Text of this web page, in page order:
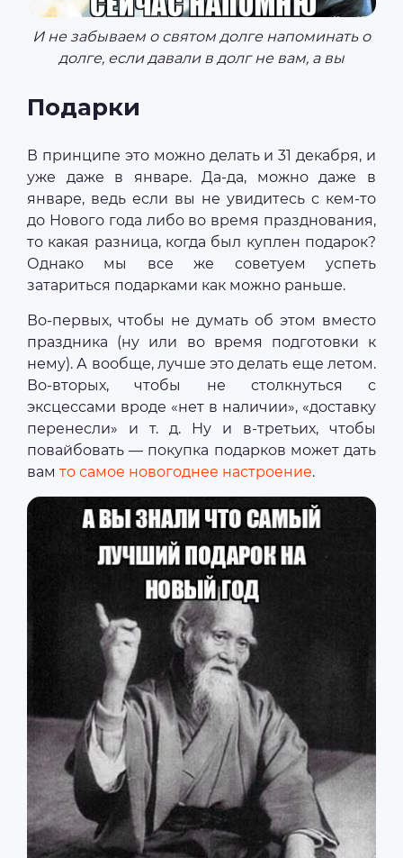
И не забываем о святом долге напоминать о
долге, если давали в долг не вам, а вы
Подарки
В принципе это можно делать и 31 декабря, и
уже даже в январе. Да-да, можно даже в
январе, ведь если вы не увидитесь с кем-то
до Нового года либо во время празднования,
то какая разница, когда был куплен подарок?
Однако мы все же советуем успеть
затариться подарками как можно раньше.
Во-первых, чтобы не думать об этом вместо
праздника (ну или во время подготовки к
нему). А вообще, лучше это делать еще летом.
Во-вторых, чтобы не столкнуться с
эксцессами вроде «нет в наличии», «доставку
перенесли» и т. д. Ну и в-третьих, чтобы
повайбовать — покупка подарков может дать
вам то самое новогоднее настроение.